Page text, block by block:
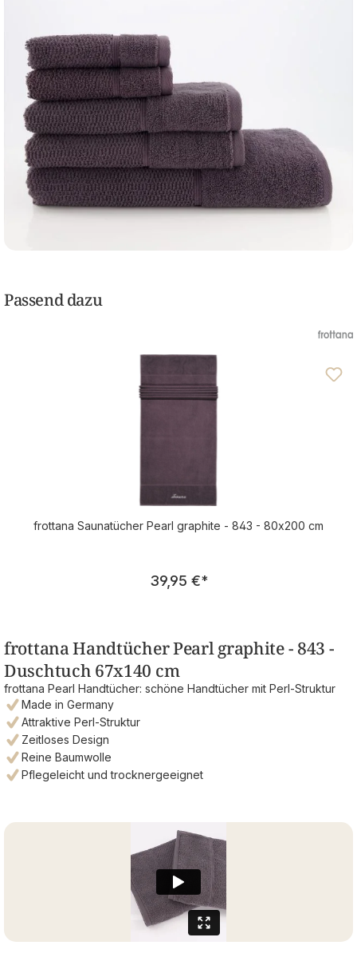
Passend dazu
frottana Saunatücher Pearl graphite - 843 - 80x200 cm
Regulärer Preis:
39,95 €*
frottana Handtücher Pearl graphite - 843 -
Duschtuch 67x140 cm
frottana Pearl Handtücher: schöne Handtücher mit Perl-Struktur
Made in Germany
Attraktive Perl-Struktur
Zeitloses Design
Reine Baumwolle
Pflegeleicht und trocknergeeignet